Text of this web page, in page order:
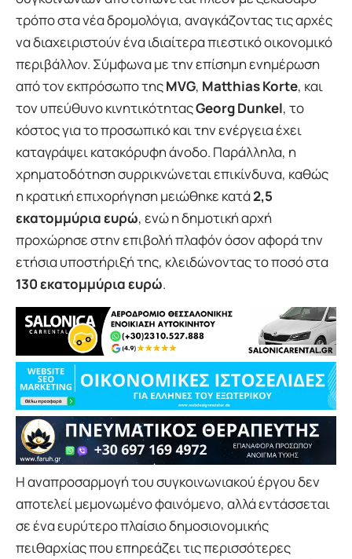
τρόπο στα νέα δρομολόγια, αναγκάζοντας τις αρχές
να διαχειριστούν ένα ιδιαίτερα πιεστικό οικονομικό
περιβάλλον. Σύμφωνα με την επίσημη ενημέρωση
από τον εκπρόσωπο τηςMVG, Matthias Korte, και
τον υπεύθυνο κινητικότηταςGeorg Dunkel, το
κόστος για το προσωπικό και την ενέργεια έχει
καταγράψει κατακόρυφη άνοδο. Παράλληλα, η
χρηματοδότηση συρρικνώνεται επικίνδυνα, καθώς
η κρατική επιχορήγηση μειώθηκε κατά2,5
εκατομμύρια ευρώ, ενώ η δημοτική αρχή
προχώρησε στην επιβολή πλαφόν όσον αφορά την
ετήσια υποστήριξή της, κλειδώνοντας το ποσό στα
130 εκατομμύρια ευρώ.
Η αναπροσαρμογή του συγκοινωνιακού έργου δεν
αποτελεί μεμονωμένο φαινόμενο, αλλά εντάσσεται
σε ένα ευρύτερο πλαίσιο δημοσιονομικής
πειθαρχίας που επηρεάζει τις περισσότερες